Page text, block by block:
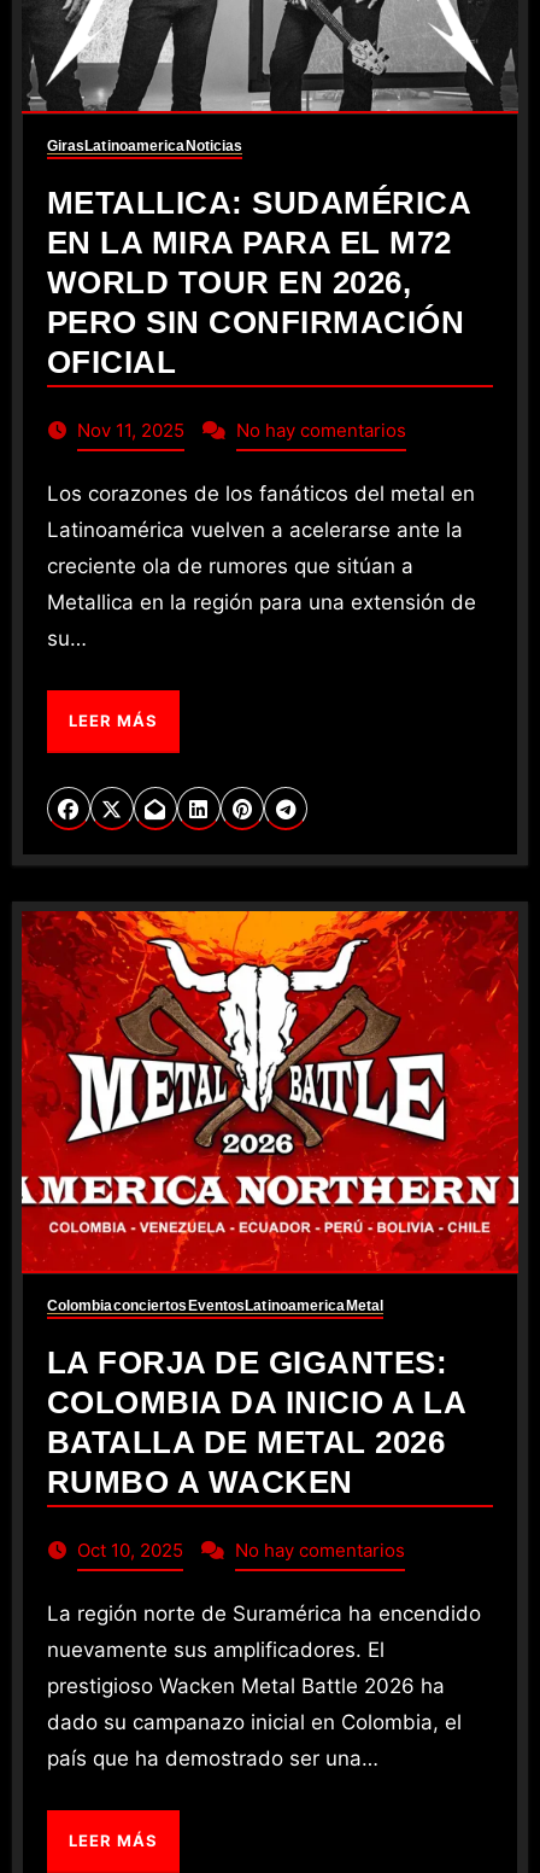
GirasLatinoamericaNoticias
METALLICA: SUDAMÉRICA
EN LA MIRA PARA EL M72
WORLD TOUR EN 2026,
PERO SIN CONFIRMACIÓN
OFICIAL
Nov 11, 2025 No hay comentarios
Los corazones de los fanáticos del metal en
Latinoamérica vuelven a acelerarse ante la
creciente ola de rumores que sitúan a
Metallica en la región para una extensión de
su…
LEER MÁS
Colombiaconciertos Eventos Latinoamerica Metal
LA FORJA DE GIGANTES:
COLOMBIA DA INICIO A LA
BATALLA DE METAL 2026
RUMBO A WACKEN
Oct 10, 2025 No hay comentarios
La región norte de Suramérica ha encendido
nuevamente sus amplificadores. El
prestigioso Wacken Metal Battle 2026 ha
dado su campanazo inicial en Colombia, el
país que ha demostrado ser una…
LEER MÁS